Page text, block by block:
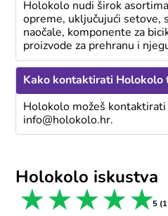
Holokolo nudi širok
opreme, uključujući setove,
naočale, komponente za
proizvode za prehranu i
Kako kontaktirati Holokolo
Holokolo možeš
info@holokolo.hr.
Holokolo iskustva
4
3 stars
2 stars
1 star 5 (1